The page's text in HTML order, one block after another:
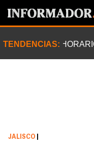
TENDENCIAS:
JALISCO